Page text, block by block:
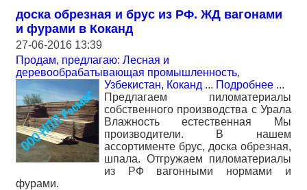
доска обрезная и брус из РФ. ЖД вагонами
и фурами в Коканд
27-06-2016 13:39
Продам, предлагаю: Лесная и
деревообрабатывающая промышленность,
Узбекистан, Коканд ... Подробнее ...
Предлагаем пиломатериалы
собственного производства с Урала
Влажность естественная Мы
производители. В нашем
ассортименте брус, доска обрезная,
шпала. Отгружаем пиломатериалы
из РФ вагонными нормами и
фурами.